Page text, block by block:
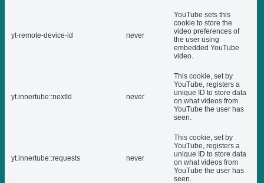
yt-remote-device-id never
YouTube sets this
cookie to store the
video preferences of
the user using
embedded YouTube
video.
yt.innertube::nextId never
This cookie, set by
YouTube, registers a
unique ID to store data
on what videos from
YouTube the user has
seen.
yt.innertube::requests never
This cookie, set by
YouTube, registers a
unique ID to store data
on what videos from
YouTube the user has
seen.